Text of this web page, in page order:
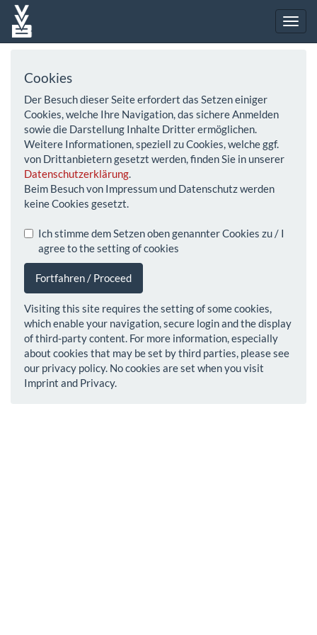
Cookies
Der Besuch dieser Seite erfordert das Setzen einiger
Cookies, welche Ihre Navigation, das sichere Anmelden
sowie die Darstellung Inhalte Dritter ermöglichen.
Weitere Informationen, speziell zu Cookies, welche ggf.
von Drittanbietern gesetzt werden, finden Sie in unserer
Datenschutzerklärung.
Beim Besuch von Impressum und Datenschutz werden
keine Cookies gesetzt.
Ich stimme dem Setzen oben genannter Cookies zu / I
agree to the setting of cookies
Fortfahren / Proceed
Visiting this site requires the setting of some cookies,
which enable your navigation, secure login and the display
of third-party content. For more information, especially
about cookies that may be set by third parties, please see
our privacy policy. No cookies are set when you visit
Imprint and Privacy.